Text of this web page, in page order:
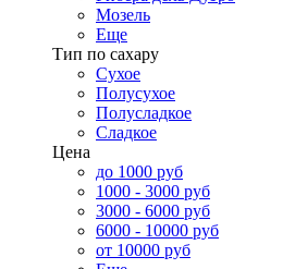
Мозель
Еще
Тип по сахару
Сухое
Полусухое
Полусладкое
Сладкое
Цена
до 1000 руб
1000 - 3000 руб
3000 - 6000 руб
6000 - 10000 руб
от 10000 руб